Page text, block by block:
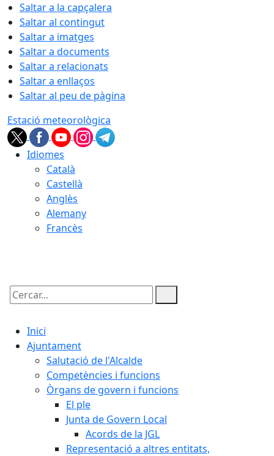
Saltar a la capçalera
Saltar al contingut
Saltar a imatges
Saltar a documents
Saltar a relacionats
Saltar a enllaços
Saltar al peu de pàgina
Estació meteorològica
Idiomes
Català
Castellà
Anglès
Alemany
Francès
Cercar:
Inici
Ajuntament
Salutació de l'Alcalde
Competències i funcions
Òrgans de govern i funcions
El ple
Junta de Govern Local
Acords de la JGL
Representació a altres entitats,